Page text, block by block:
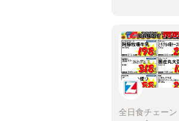
全日食チェーン